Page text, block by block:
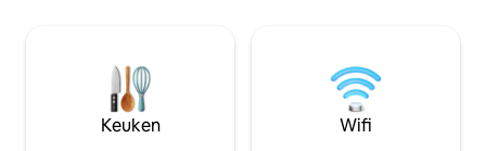
wifi - 4 slaapkamers met eigen
badkamer - Smart-tv - Volledig gevuld
met basisbenodigdheden - Dagelijkse
schoonmaak - Conciërgediensten
in de bomen. De Coconut Villa geeft je
een langzame,
een plek waar je
Keuken Wifi